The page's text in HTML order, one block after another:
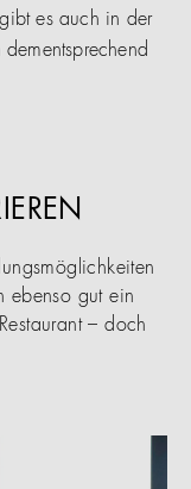
es auch in der
ebenso gut ein
– doch